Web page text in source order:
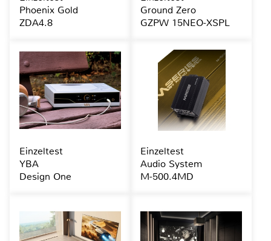
Phoenix Gold
ZDA4.8
Ground Zero
GZPW 15NEO-XSPL
Einzeltest
YBA
Design One
Einzeltest
Audio System
M-500.4MD